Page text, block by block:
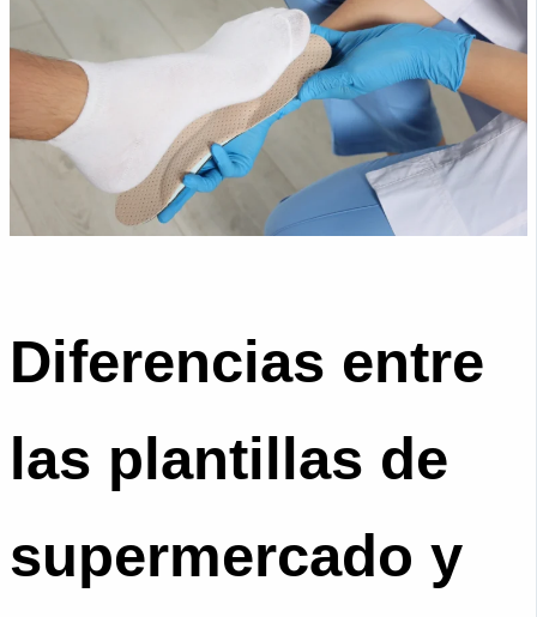
Diferencias entre
las plantillas de
supermercado y